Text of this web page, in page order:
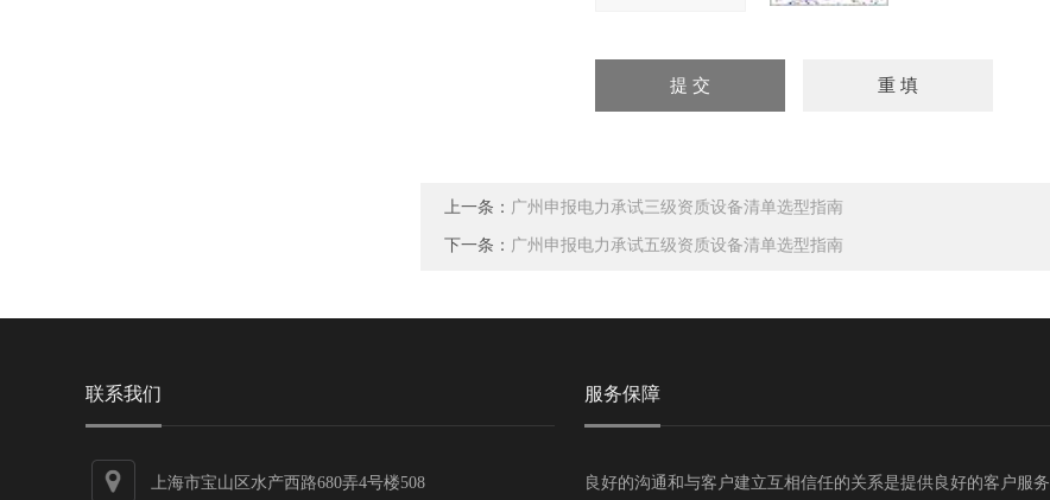
上一条： 广州申报电力承试三级资质设备清单选型指南
下一条： 广州申报电力承试五级资质设备清单选型指南
联系我们
上海市宝山区水产西路680弄4号楼508
服务保障
良好的沟通和与客户建立互相信任的关系是提供良好的客户服务